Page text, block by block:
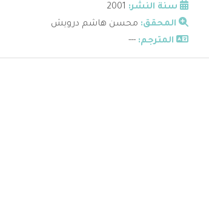
سنة النشر:
المحقق: محسن هاشم درويش
المترجم: ---